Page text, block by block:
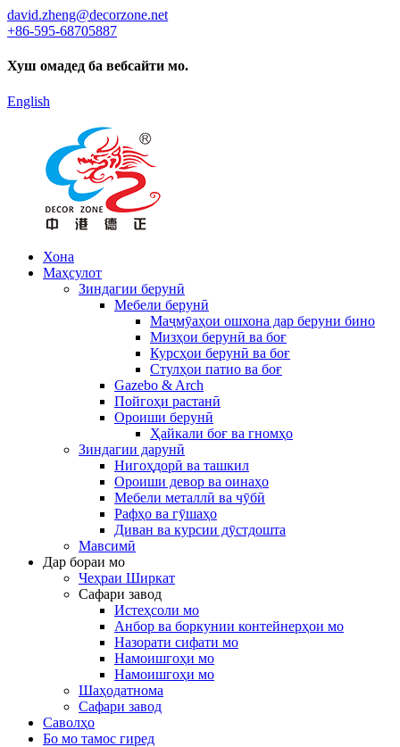
david.zheng@decorzone.net
+86-595-68705887
Хуш омадед ба вебсайти мо.
English
Хона
Маҳсулот
Зиндагии берунӣ
Мебели берунӣ
Маҷмӯаҳои ошхона дар беруни бино
Мизҳои берунӣ ва боғ
Курсҳои берунӣ ва боғ
Стулҳои патио ва боғ
Gazebo & Arch
Пойгоҳи растанӣ
Ороиши берунӣ
Ҳайкали боғ ва гномҳо
Зиндагии дарунӣ
Нигоҳдорӣ ва ташкил
Ороиши девор ва оинаҳо
Мебели металлӣ ва чӯбӣ
Рафҳо ва гӯшаҳо
Диван ва курсии дӯстдошта
Мавсимӣ
Дар бораи мо
Чеҳраи Ширкат
Сафари завод
Истеҳсоли мо
Анбор ва боркунии контейнерҳои мо
Назорати сифати мо
Намоишгоҳи мо
Намоишгоҳи мо
Шаҳодатнома
Сафари завод
Саволҳо
Бо мо тамос гиред